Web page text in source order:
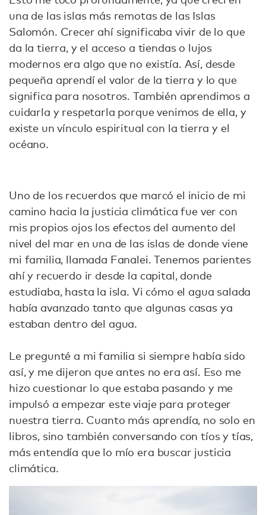
una de las islas más remotas de las Islas
Salomón. Crecer ahí significaba vivir de lo que
da la tierra, y el acceso a tiendas o lujos
modernos era algo que no existía. Así, desde
pequeña aprendí el valor de la tierra y lo que
significa para nosotros. También aprendimos a
cuidarla y respetarla porque venimos de ella, y
existe un vínculo espiritual con la tierra y el
océano.
Uno de los recuerdos que marcó el inicio de mi
camino hacia la justicia climática fue ver con
mis propios ojos los efectos del aumento del
nivel del mar en una de las islas de donde viene
mi familia, llamada Fanalei. Tenemos parientes
ahí y recuerdo ir desde la capital, donde
estudiaba, hasta la isla. Vi cómo el agua salada
había avanzado tanto que algunas casas ya
estaban dentro del agua.
Le pregunté a mi familia si siempre había sido
así, y me dijeron que antes no era así. Eso me
hizo cuestionar lo que estaba pasando y me
impulsó a empezar este viaje para proteger
nuestra tierra. Cuanto más aprendía, no solo en
libros, sino también conversando con tíos y tías,
más entendía que lo mío era buscar justicia
climática.